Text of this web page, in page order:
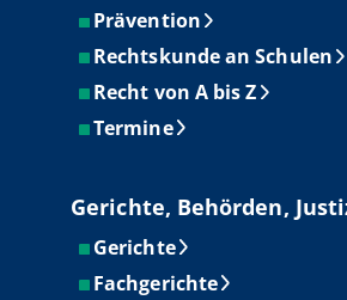
Prävention
Rechtskunde an Schulen
Recht von A bis Z
Termine
Gerichte, Behörden,
Gerichte
Fachgerichte